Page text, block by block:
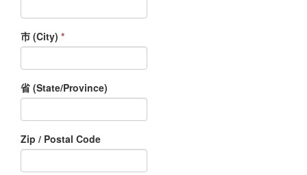
市 (City) *
省 (State/Province)
Zip / Postal Code